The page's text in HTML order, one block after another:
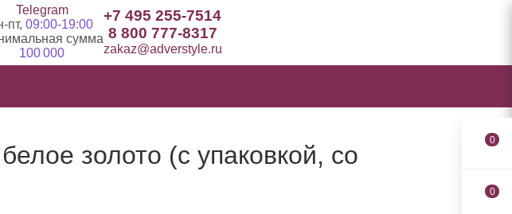
Telegram
пт, 09:00-19:00
сумма
100 000
+7 495 255-7514
8 800 777-8317
zakaz@adverstyle.ru
золото (с упаковкой, со
0
0